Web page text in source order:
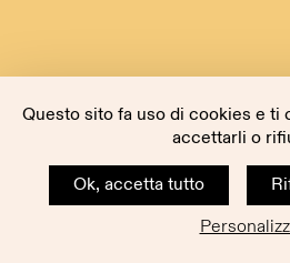
Questo sito fa uso di cookies e ti
accettarli o
Ok, accetta tutto